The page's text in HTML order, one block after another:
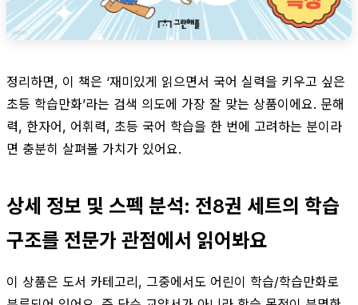
정리하면, 이 책은 ‘재미있게 읽으면서 국어 실력을 키우고 싶은
초등 학습만화’라는 검색 의도에 가장 잘 맞는 상품이에요. 문해
력, 한자어, 어휘력, 초등 국어 학습을 한 번에 고려하는 분이라
면 충분히 살펴볼 가치가 있어요.
상세 정보 및 스펙 분석: 전8권 세트의 학습
구조를 전문가 관점에서 읽어봐요
이 상품은 도서 카테고리, 그중에서도 어린이 학습/학습만화로